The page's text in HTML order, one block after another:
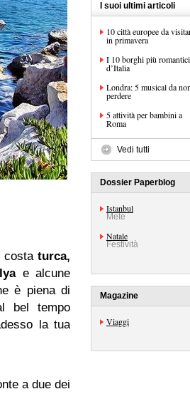
costa turca,
e alcune
è piena di
bel tempo
la tua
a due dei
I suoi ultimi articoli
10 città europee da
in primavera
I 10 borghi più romantici
d’Italia
Londra: 5 musical da non
perdere
5 attività per bambini a
Roma
Vedi tutti
Dossier Paperblog
Istanbul
Mete
Natale
Festività
Magazine
Viaggi